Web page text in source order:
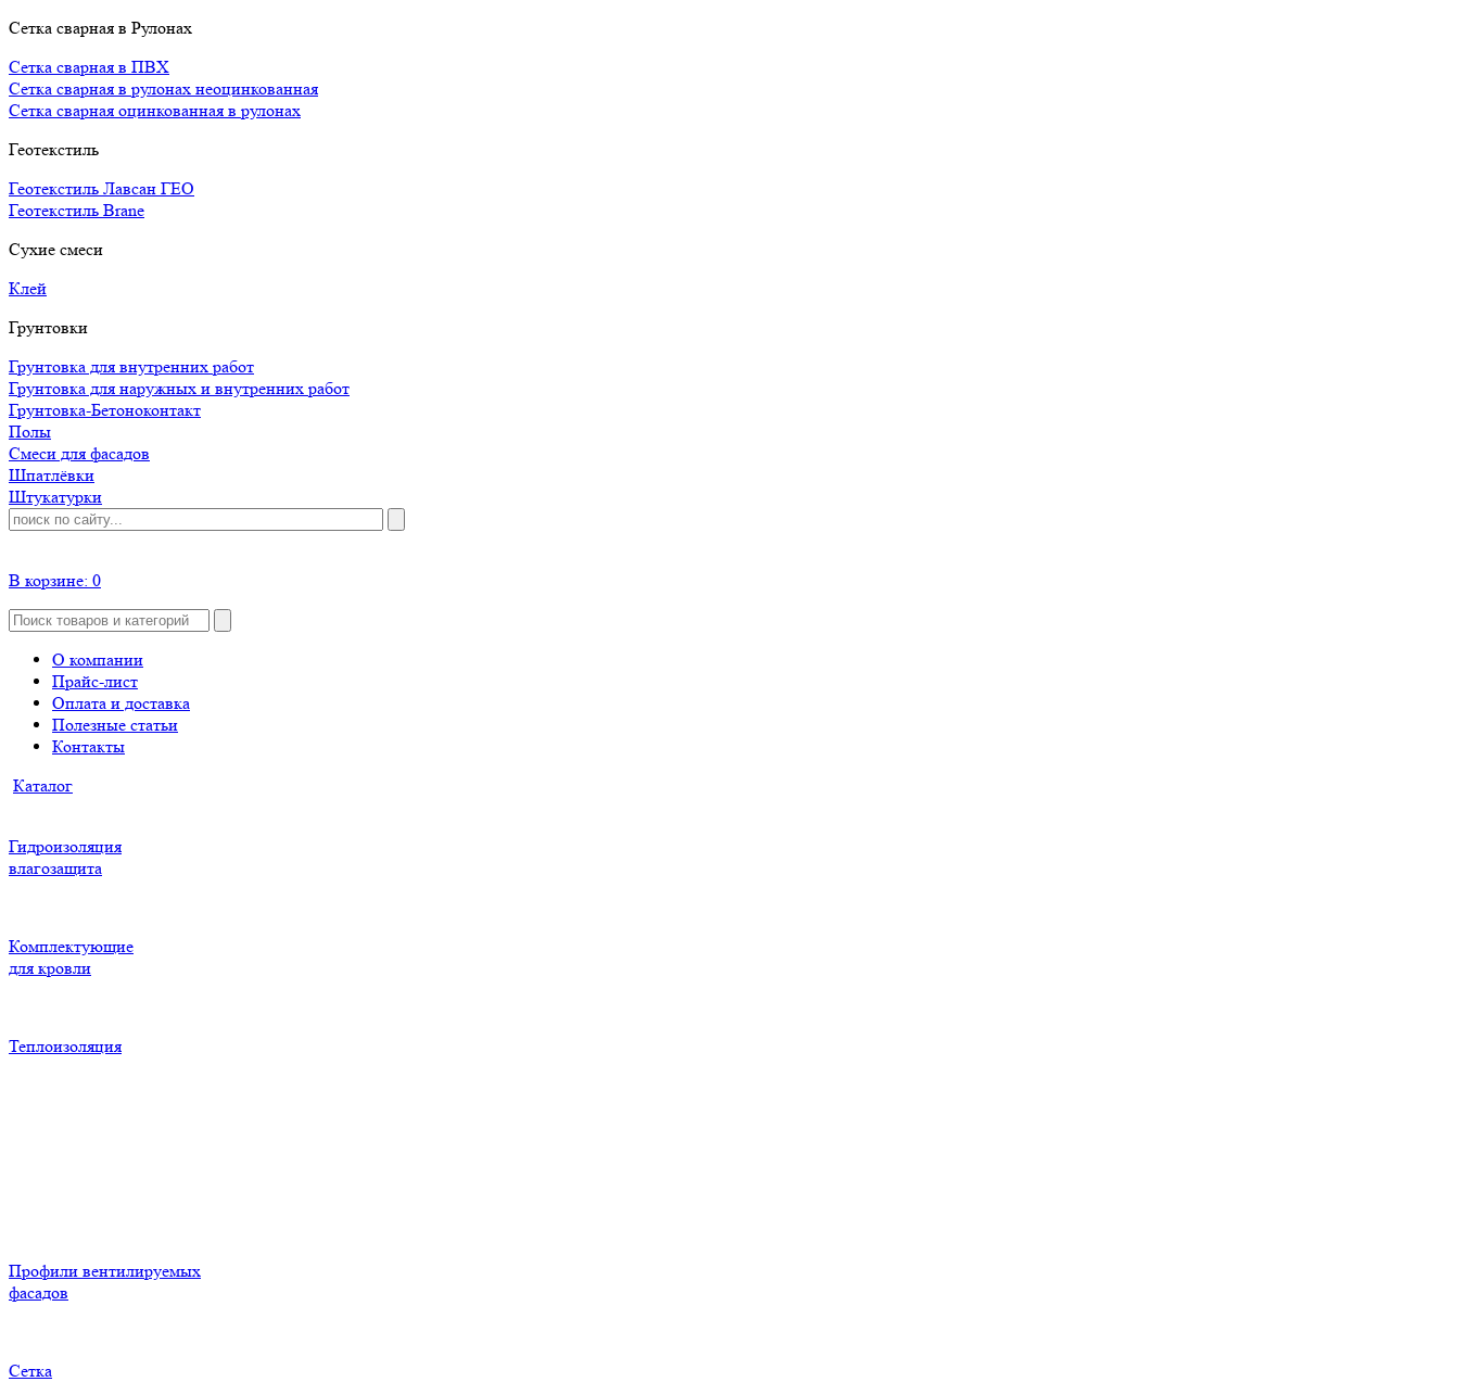
Сетка сварная в Рулонах
Сетка сварная в ПВХ
Сетка сварная в рулонах неоцинкованная
Сетка сварная оцинкованная в рулонах
Геотекстиль
Геотекстиль Лавсан ГЕО
Геотекстиль Brane
Сухие смеси
Клей
Грунтовки
Грунтовка для внутренних работ
Грунтовка для наружных и внутренних работ
Грунтовка-Бетоноконтакт
Полы
Смеси для фасадов
Шпатлёвки
Штукатурки
В корзине: 0
О компании
Прайс-лист
Оплата и доставка
Полезные статьи
Контакты
Каталог
Гидроизоляция
влагозащита
Комплектующие
для кровли
Теплоизоляция
Профили вентилируемых
фасадов
Сетка